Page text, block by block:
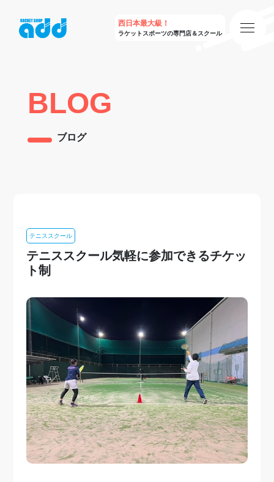
西日本最大級！
ラケットスポーツの専門店＆スクール
BLOG
ブログ
テニススクール
テニススクール気軽に参加できるチケッ
ト制